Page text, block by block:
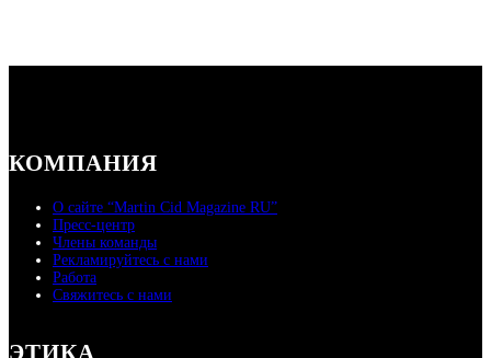
КОМПАНИЯ
О сайте “Martin Cid Magazine RU”
Пресс-центр
Члены команды
Рекламируйтесь с нами
Работа
Свяжитесь с нами
ЭТИКА